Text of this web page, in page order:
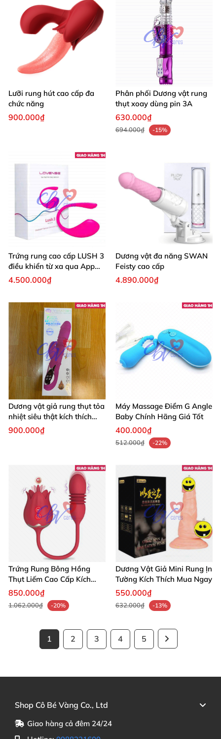
Lưỡi rung hút cao cấp đa
chức năng
900.000₫
Phân phối Dương vật rung
thụt xoay dùng pin 3A
630.000₫
694.000₫ -15%
Trứng rung cao cấp LUSH 3
điều khiển từ xa qua App
điện thoại
4.500.000₫
Dương vật đa năng SWAN
Feisty cao cấp
4.890.000₫
Dương vật giả rung thụt tỏa
nhiệt siêu thật kích thích
đỉnh cao
900.000₫
Máy Massage Điểm G Angle
Baby Chính Hãng Giá Tốt
400.000₫
512.000₫ -22%
Trứng Rung Bông Hồng
Thụt Liếm Cao Cấp Kích
Thích Mua Ngay
850.000₫
1.062.000₫ -20%
Dương Vật Giả Mini Rung Ịn
Tường Kích Thích Mua Ngay
550.000₫
632.000₫ -13%
1 2 3 4 5
Shop Cô Bé Vàng Co., Ltd
Giao hàng cả đêm 24/24